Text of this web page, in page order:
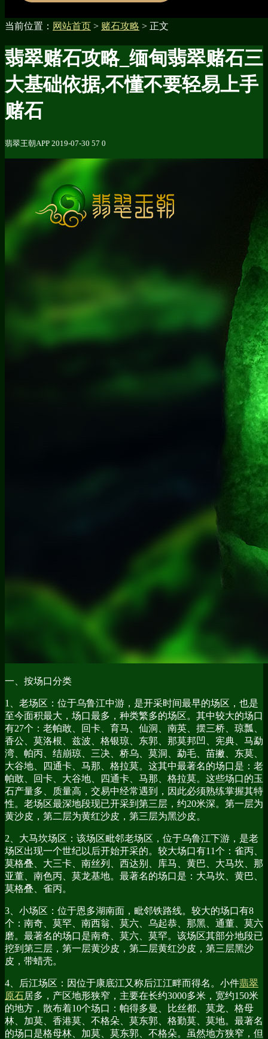
当前位置： 网站首页 > 赌石攻略 > 正文
翡翠赌石攻略_缅甸翡翠赌石三
大基础依据,不懂不要轻易上手
赌石
翡翠王朝APP 2019-07-30 57 0
一、按场口分类
1、老场区：位于乌鲁江中游，是开采时间最早的场区，也是
至今面积最大，场口最多，种类繁多的场区。其中较大的场口
有27个：老帕敢、回卡、育马、仙洞、南英、摆三桥、琼瓢、
香公、莫洛根、兹波、格银琼、东郭、那莫邦凹、宪典、马勐
湾、帕丙、结崩琼、三决、桥乌、莫洞、勐毛、苗撇、东莫、
大谷地、四通卡、马那、格拉莫。这其中最著名的场口是：老
帕敢、回卡、大谷地、四通卡、马那、格拉莫。这些场口的玉
石产量多、质量高，交易中经常遇到，因此必须熟练掌握其特
性。老场区最深地段现已开采到第三层，约20米深。第一层为
黄沙皮，第二层为黄红沙皮，第三层为黑沙皮。
2、大马坎场区：该场区毗邻老场区，位于乌鲁江下游，是老
场区出现一个世纪以后开始开采的。较大场口有11个：雀丙、
莫格叠、大三卡、南丝列、西达别、库马、黄巴、大马坎、那
亚董、南色丙、莫龙基地。最著名的场口是：大马坎、黄巴、
莫格叠、雀丙。
3、小场区：位于恩多湖南面，毗邻铁路线。较大的场口有8
个：南奇、莫罕、南西翁、莫六、乌起恭、那黑、通董、莫六
磨。最著名的场口是南奇、莫六、莫罕。该场区其部分地段已
挖到第三层，第一层黄沙皮，第二层黄红沙皮，第三层黑沙
皮，带蜡壳。
4、后江场区：因位于康底江又称后江江畔而得名。小件翡翠
原石居多，产区地形狭窄，主要在长约3000多米，宽约150米
的地方，散布着10个场口：帕得多曼、比丝都、莫龙、格母
林、加莫、香港莫、不格朵、莫东郭、格勤莫、莫地。最著名
的场口是格母林、加莫、莫东郭、不格朵。虽然地方狭窄，但